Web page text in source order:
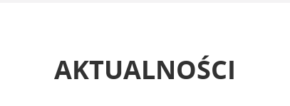
AKTUALNOŚCI